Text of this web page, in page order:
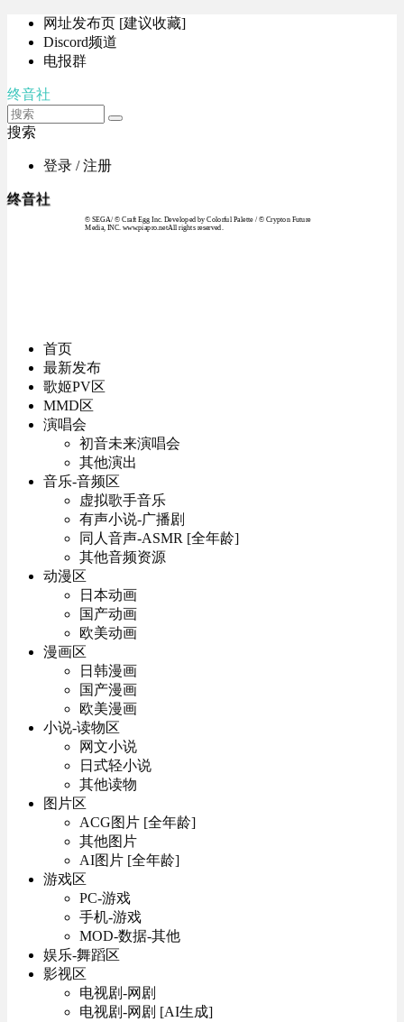
网址发布页 [建议收藏]
Discord频道
电报群
终音社
搜索
登录 / 注册
终音社
© SEGA / © Craft Egg Inc. Developed by Colorful Palette / © Crypton Future
Media, INC. www.piapro.netAll rights reserved.
首页
最新发布
歌姬PV区
MMD区
演唱会
初音未来演唱会
其他演出
音乐-音频区
虚拟歌手音乐
有声小说-广播剧
同人音声-ASMR [全年龄]
其他音频资源
动漫区
日本动画
国产动画
欧美动画
漫画区
日韩漫画
国产漫画
欧美漫画
小说-读物区
网文小说
日式轻小说
其他读物
图片区
ACG图片 [全年龄]
其他图片
AI图片 [全年龄]
游戏区
PC-游戏
手机-游戏
MOD-数据-其他
娱乐-舞蹈区
影视区
电视剧-网剧
电视剧-网剧 [AI生成]